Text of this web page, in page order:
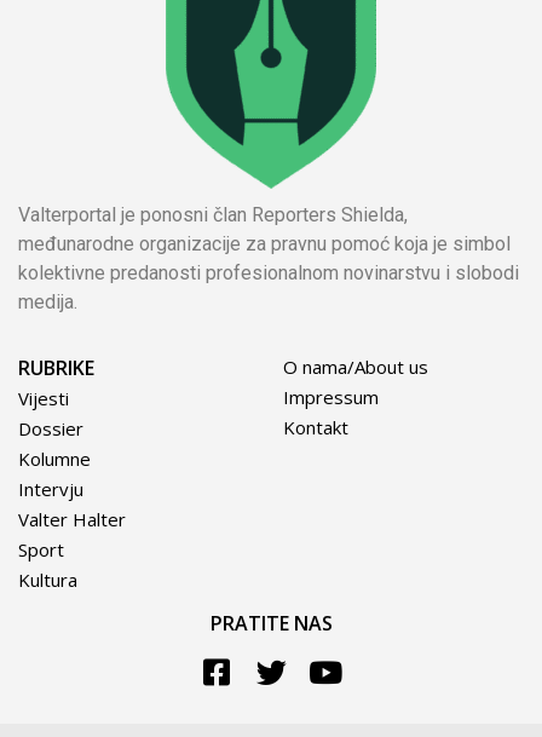
Valterportal je ponosni član Reporters Shielda,
međunarodne organizacije za pravnu pomoć koja je simbol
kolektivne predanosti profesionalnom novinarstvu i slobodi
medija.
RUBRIKE
Vijesti
Dossier
Kolumne
Intervju
Valter Halter
Sport
Kultura
O nama/About us
Impressum
Kontakt
PRATITE NAS